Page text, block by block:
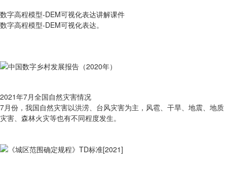
数字高程模型-DEM可视化表达讲解课件
数字高程模型-DEM可视化表达。
2021年7月全国自然灾害情况
7月份，我国自然灾害以洪涝、台风灾害为主，风雹、干旱、地震、地质
灾害、森林火灾等也有不同程度发生。